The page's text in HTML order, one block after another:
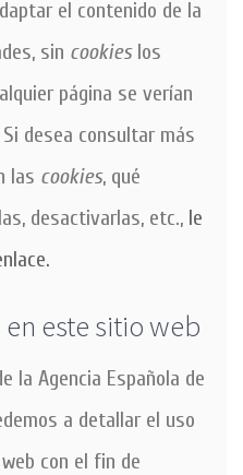
el contenido de la
sin cookieslos
página se verían
desea consultar más
las cookies, qué
desactivarlas, etc., le
este sitio web
la Agencia Española de
a detallar el uso
con el fin de